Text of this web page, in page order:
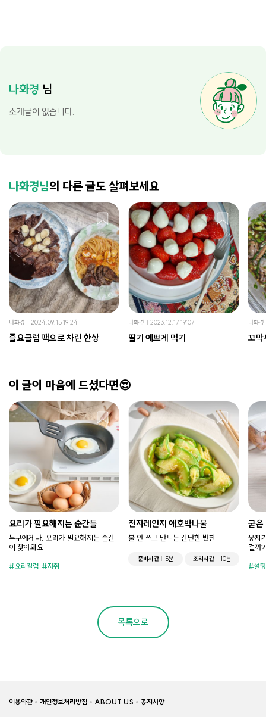
나화경 님
소개글이 없습니다.
나화경님의 다른 글도 살펴보세요
나화경 2024.09.15 19:24
즐요클럽 팩으로 차린 한상
나화경 2023.12.17 19:07
딸기 예쁘게 먹기
나화경
꼬막
이 글이 마음에 드셨다면😍
요리가 필요해지는 순간들
누구에게나, 요리가 필요해지는 순간
이 찾아와요.
요리칼럼 자취
전자레인지 애호박나물
불 안 쓰고 만드는 간단한 반찬
준비시간 5분 조리시간 10분
굳은
뭉치
걸까?
설탕
목록으로
이용약관 개인정보처리방침 ABOUT US 공지사항